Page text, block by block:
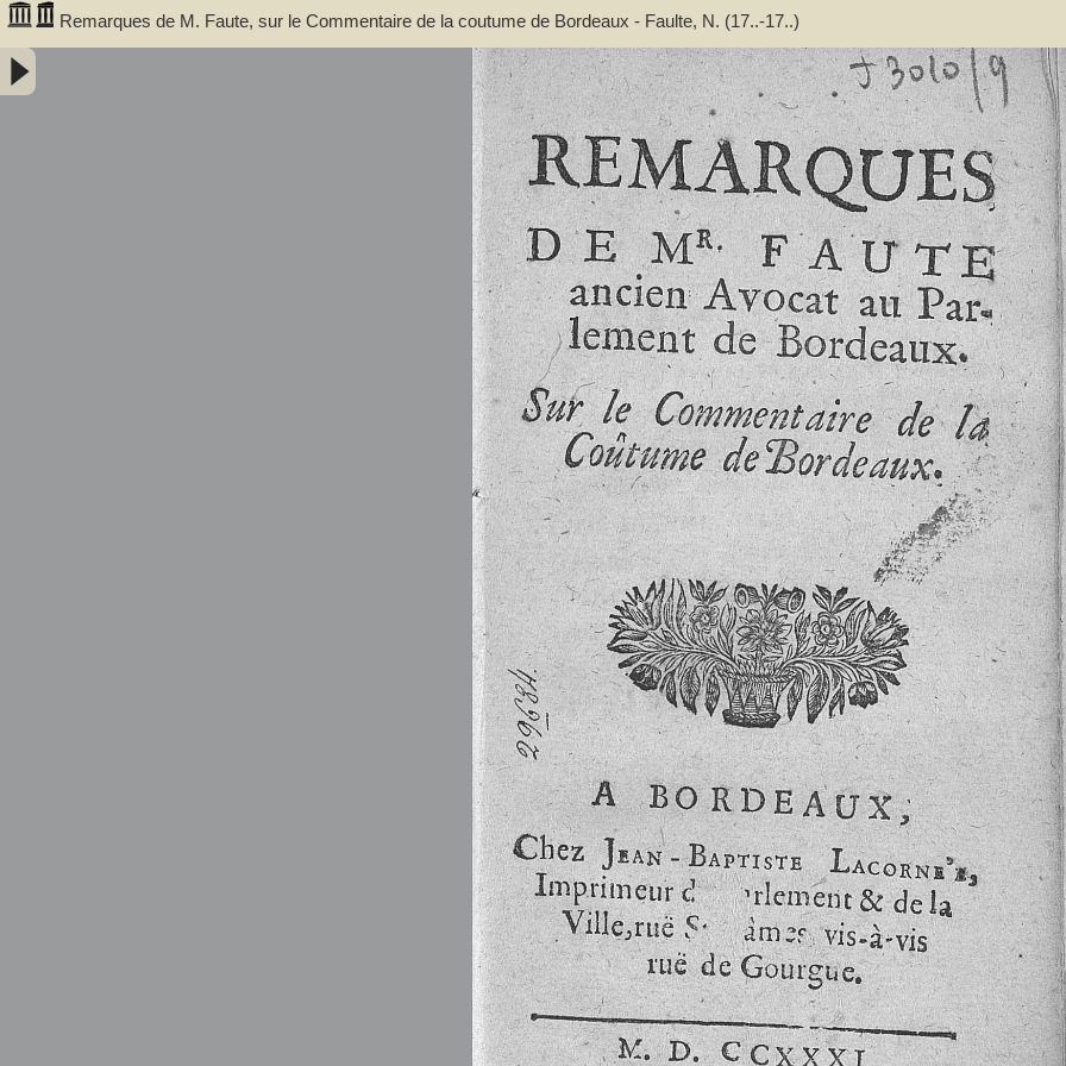
Remarques de M. Faute, sur le Commentaire de la coutume de Bordeaux - Faulte, N. (17..-17..)